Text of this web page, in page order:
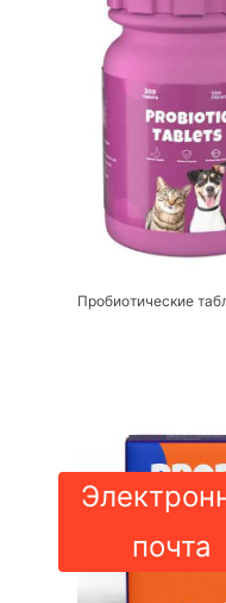
Пробиотические
почта